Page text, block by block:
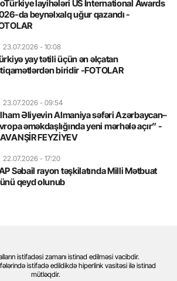
layihələri US International Awards
da beynəlxalq uğur qazandı -
23.07.2026 - 10:08
yay tətili üçün ən əlçatan
biridir -FOTOLAR
23.07.2026 - 09:54
Əliyevin Almaniya səfəri Azərbaycan–
əməkdaşlığında yeni mərhələ açır” -
FEYZİYEV
22.07.2026 - 17:20
Səbail rayon təşkilatında Milli Mətbuat
qeyd olunub
istifadəsi zamanı istinad edilməsi vacibdir.
istifadə edildikdə hiperlink vasitəsi ilə istinad
mütləqdir.